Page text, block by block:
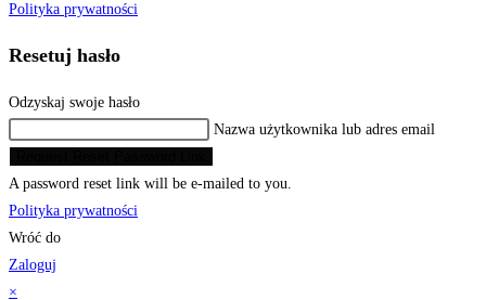
Polityka prywatności
Resetuj hasło
Odzyskaj swoje hasło
Nazwa użytkownika lub adres email
A password reset link will be e-mailed to you.
Polityka prywatności
Wróć do
Zaloguj
×